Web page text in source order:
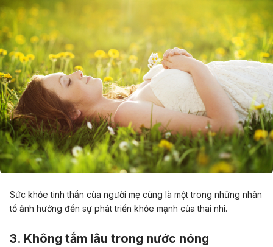
Sức khỏe tinh thần của người mẹ cũng là một trong những nhân
tố ảnh hưởng đến sự phát triển khỏe mạnh của thai nhi.
3. Không tắm lâu trong nước nóng